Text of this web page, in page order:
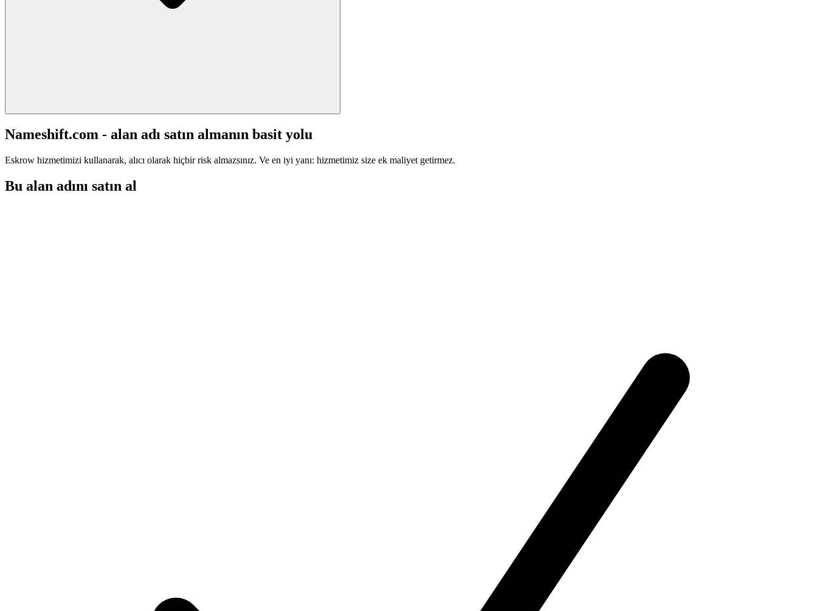
Nameshift.com - alan adı satın almanın basit yolu
Eskrow hizmetimizi kullanarak, alıcı olarak hiçbir risk almazsınız. Ve en iyi yanı: hizmetimiz size ek maliyet getirmez.
Bu alan adını satın al